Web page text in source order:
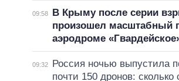
09:58
В Крыму после серии
произошел масштабный
аэродроме
09:32
Россия ночью выпустила
почти 150 дронов: